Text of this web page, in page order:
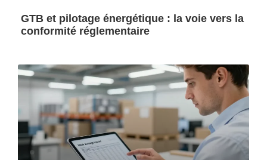
GTB et pilotage énergétique : la voie vers la
conformité réglementaire